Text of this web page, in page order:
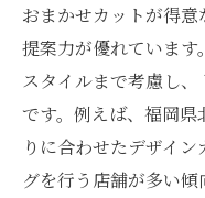
おまかせカットが得
提案力が優れていま
スタイルまで考慮し
です。例えば、福岡県
りに合わせたデザイ
グを行う店舗が多い